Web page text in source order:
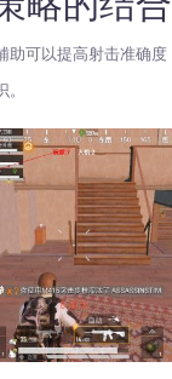
助可以提高射击准确